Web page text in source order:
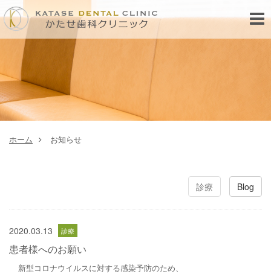
ホーム お知らせ
診療 Blog
2020.03.13
患者様へのお願い
新型コロナウイルスに対する感染予防のため、